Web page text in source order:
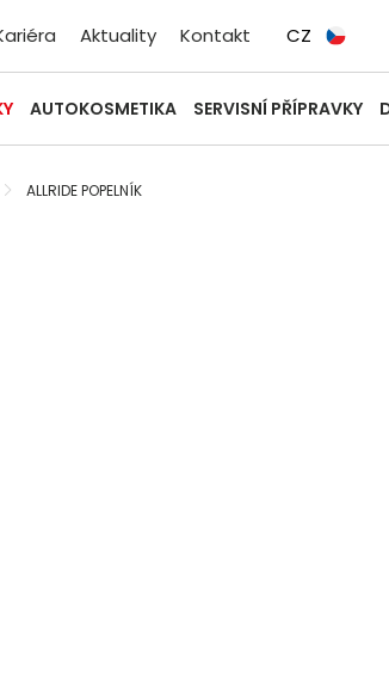
Aktuality Kontakt CZ
AUTOKOSMETIKA SERVISNÍ PŘÍPRAVKY
ALLRIDE POPELNÍK